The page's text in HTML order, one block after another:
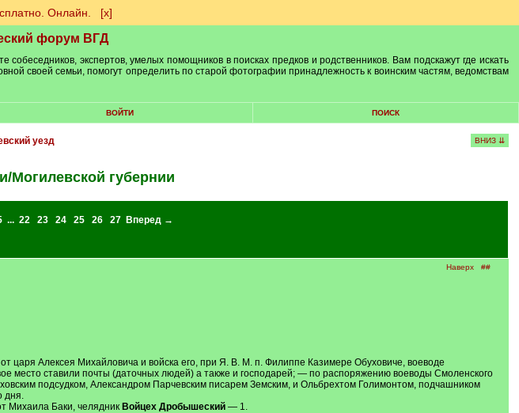
Онлайн. [х]
форум ВГД
экспертов, умелых помощников в поисках предков и родственников. Вам подскажут где искать
своей семьи, помогут определить по старой фотографии принадлежность к воинским частям, ведомствам
ВОЙТИ ПОИСК
уезд ВНИЗ ⇊
Могилевской губернии
... 22 23 24 25 26 27
Вперед →
Наверх ##
царя Алексея Михайловича и войска его, при Я. В. М. п. Филиппе Казимере Обуховиче, воеводе
место ставили почты (даточных людей) а также и господарей; — по распоряжению воеводы Смоленского
подсудком, Александром Парчевским писарем Земским, и Ольбрехтом Голимонтом, подчашником
дня.
Михаила Баки, челядник Войцех Дробышеский — 1.